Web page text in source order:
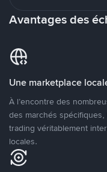
Avantages des
Une marketplace
À l’encontre des
des marchés
trading véritablement
locales.